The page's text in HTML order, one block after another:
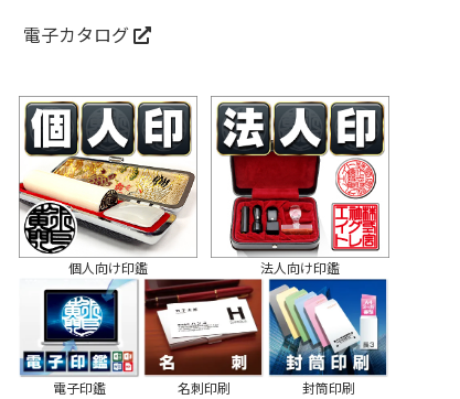
電子カタログ
個人向け印鑑 法人向け印鑑
電子印鑑 名刺印刷 封筒印刷